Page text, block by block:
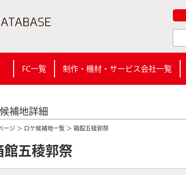
FC一覧 制作・機材・サービス会社一覧
補地詳細
ージ ＞ ロケ候補地一覧 ＞ 箱館五稜郭祭
館五稜郭祭